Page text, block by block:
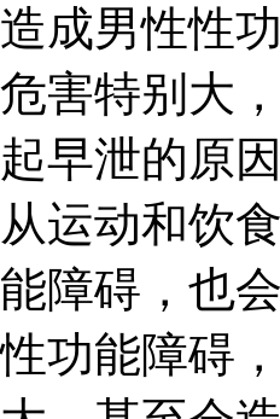
造成男性性
危害特别大
起早泄的原
从运动和饮
能障碍，也
性功能障碍